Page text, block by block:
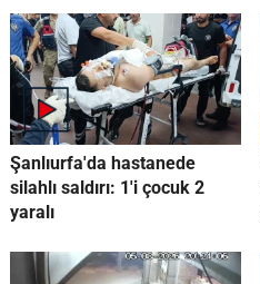
Şanlıurfa'da hastanede
silahlı saldırı: 1'i çocuk 2
yaralı